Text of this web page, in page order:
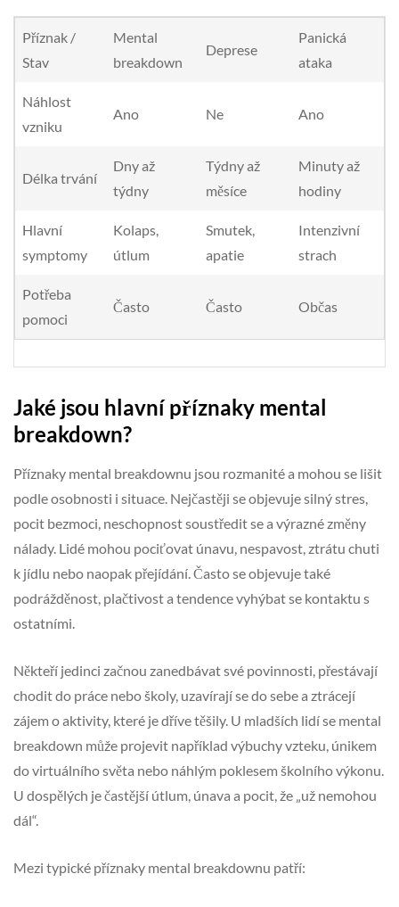
Příznak /
Stav
Mental
breakdown
Deprese
Panická
ataka
Náhlost
vzniku
Ano Ne Ano
Délka trvání
Dny až
týdny
Týdny až
měsíce
Minuty až
hodiny
Hlavní
symptomy
Kolaps,
útlum
Smutek,
apatie
Intenzivní
strach
Potřeba
pomoci
Často Často Občas
Jaké jsou hlavní příznaky mental
breakdown?
Příznaky mental breakdownu jsou rozmanité a mohou se lišit
podle osobnosti i situace. Nejčastěji se objevuje silný stres,
pocit bezmoci, neschopnost soustředit se a výrazné změny
nálady. Lidé mohou pociťovat únavu, nespavost, ztrátu chuti
k jídlu nebo naopak přejídání. Často se objevuje také
podrážděnost, plačtivost a tendence vyhýbat se kontaktu s
ostatními.
Někteří jedinci začnou zanedbávat své povinnosti, přestávají
chodit do práce nebo školy, uzavírají se do sebe a ztrácejí
zájem o aktivity, které je dříve těšily. U mladších lidí se mental
breakdown může projevit například výbuchy vzteku, únikem
do virtuálního světa nebo náhlým poklesem školního výkonu.
U dospělých je častější útlum, únava a pocit, že „už nemohou
dál“.
Mezi typické příznaky mental breakdownu patří: